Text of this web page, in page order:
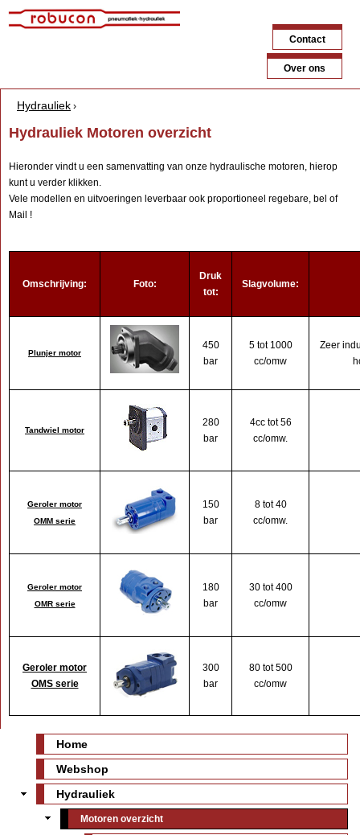
Jump to navigation
Contact
Over ons
u
a
e
h
Hydrauliek ›
Hydrauliek Motoren overzicht
Hieronder vindt u een samenvatting van onze hydraulische motoren, hierop
kunt u verder klikken.
Vele modellen en uitvoeringen leverbaar ook proportioneel regebare, bel of
Mail !
Omschrijving: Foto:
Druk
tot:
Slagvolume:
Plunjer motor
450
bar
5 tot 1000
cc/omw
Zeer
Tandwiel motor
280
bar
4cc tot 56
cc/omw.
Geroler motor
OMM serie
150
bar
8 tot 40
cc/omw.
Geroler motor
OMR serie
180
bar
30 tot 400
cc/omw
Geroler motor
OMS serie
300
bar
80 tot 500
cc/omw
Home
Webshop
Hydrauliek
Motoren overzicht